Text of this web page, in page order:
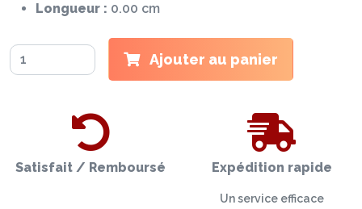
Longueur : 0.00 cm
Ajouter au panier
Satisfait / Remboursé Expédition rapide
Un service efficace